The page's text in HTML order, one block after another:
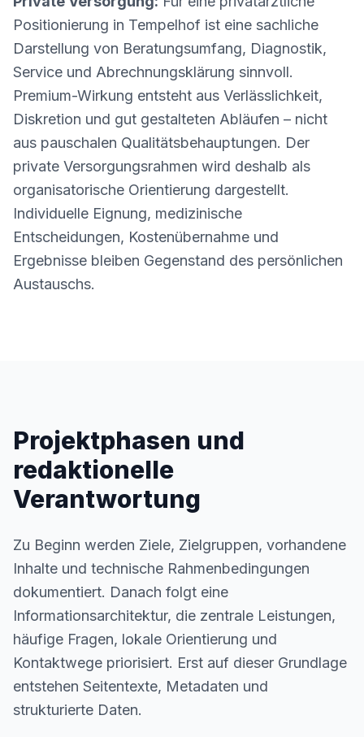
Positionierung in Tempelhof ist eine sachliche
Darstellung von Beratungsumfang, Diagnostik,
Service und Abrechnungsklärung sinnvoll.
Premium-Wirkung entsteht aus Verlässlichkeit,
Diskretion und gut gestalteten Abläufen – nicht
aus pauschalen Qualitätsbehauptungen. Der
private Versorgungsrahmen wird deshalb als
organisatorische Orientierung dargestellt.
Individuelle Eignung, medizinische
Entscheidungen, Kostenübernahme und
Ergebnisse bleiben Gegenstand des persönlichen
Austauschs.
Projektphasen und
redaktionelle
Verantwortung
Zu Beginn werden Ziele, Zielgruppen, vorhandene
Inhalte und technische Rahmenbedingungen
dokumentiert. Danach folgt eine
Informationsarchitektur, die zentrale Leistungen,
häufige Fragen, lokale Orientierung und
Kontaktwege priorisiert. Erst auf dieser Grundlage
entstehen Seitentexte, Metadaten und
strukturierte Daten.